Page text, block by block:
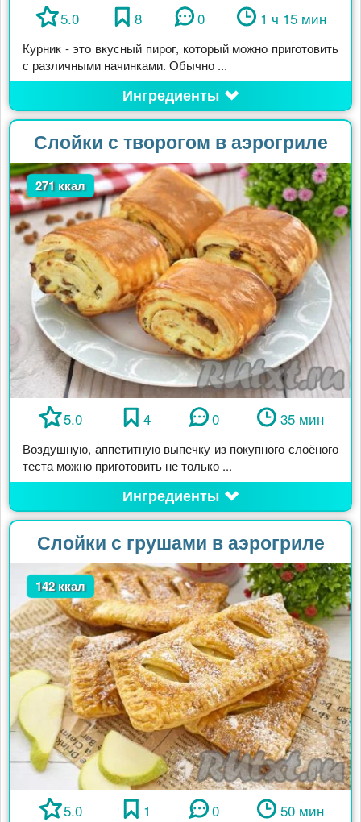
5.0 8 0 1 ч 15 мин
Курник - это вкусный пирог, который можно приготовить
с различными начинками. Обычно ...
Ингредиенты
Слойки с творогом в аэрогриле
271 ккал
5.0 4 0 35 мин
Воздушную, аппетитную выпечку из покупного слоёного
теста можно приготовить не только ...
Ингредиенты
Слойки с грушами в аэрогриле
142 ккал
5.0 1 0 50 мин